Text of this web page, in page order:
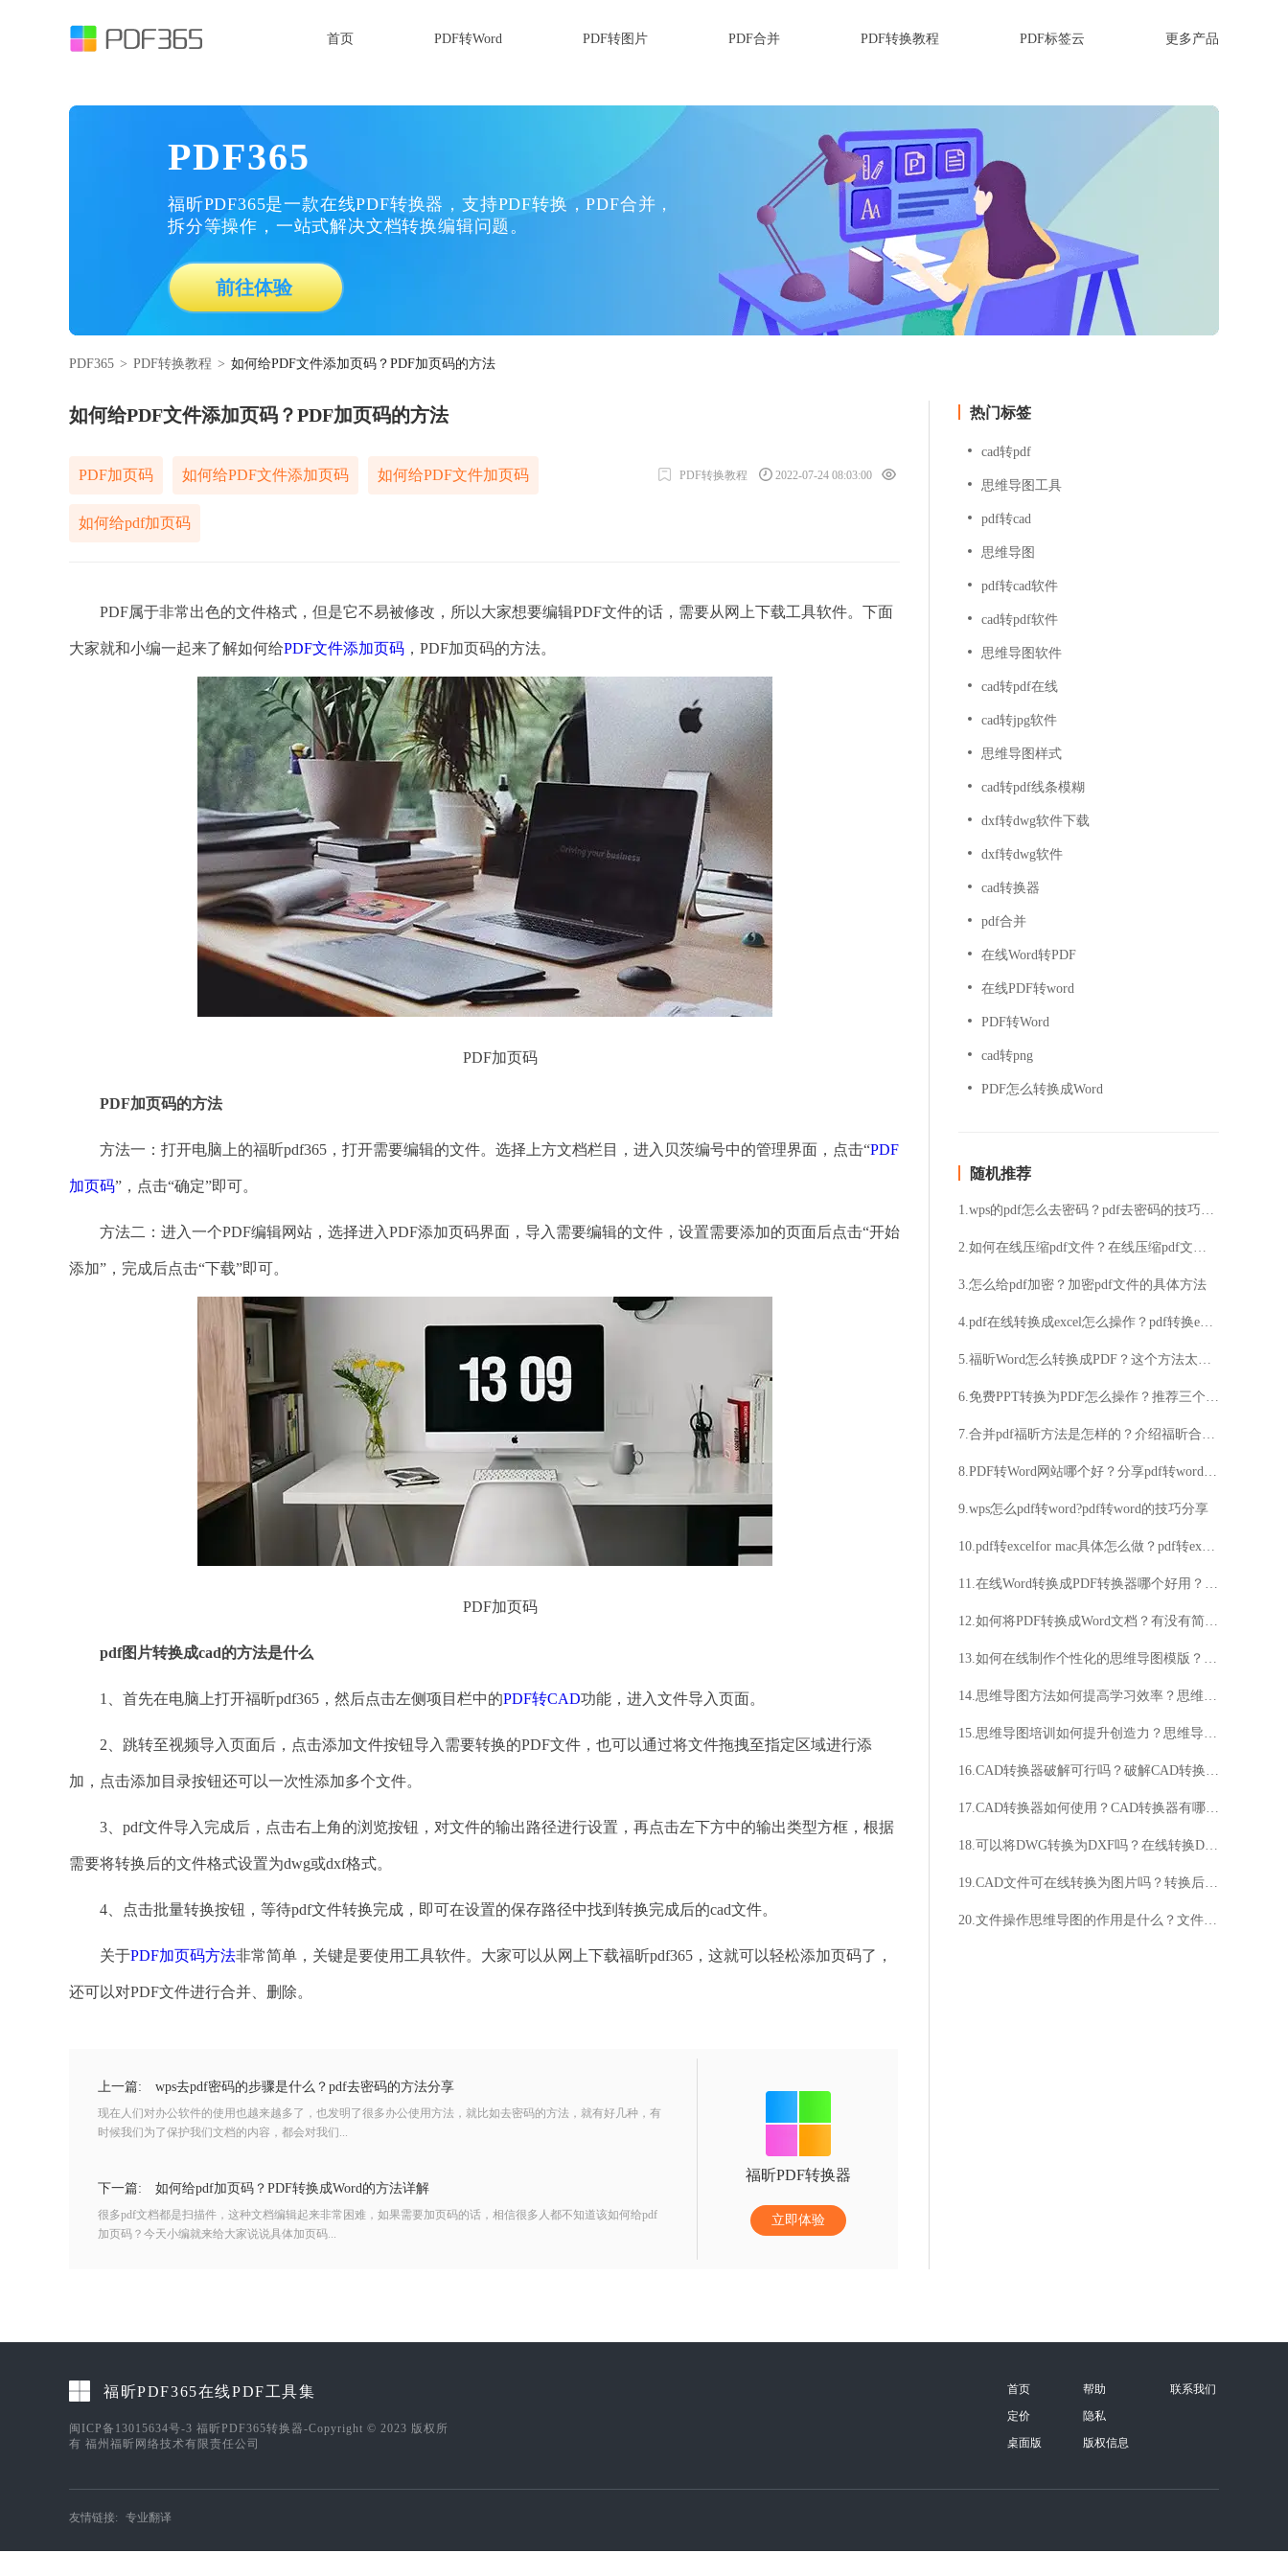
首页 PDF转Word PDF转图片 PDF合并 PDF转换教程 PDF标签云 更多产品
PDF365
福昕PDF365是一款在线PDF转换器，支持PDF转换，PDF合并，
拆分等操作，一站式解决文档转换编辑问题。
前往体验
PDF365 > PDF转换教程 > 如何给PDF文件添加页码？PDF加页码的方法
如何给PDF文件添加页码？PDF加页码的方法
PDF加页码 如何给PDF文件添加页码 如何给PDF文件加页码
如何给pdf加页码
PDF转换教程 2022-07-24 08:03:00
PDF属于非常出色的文件格式，但是它不易被修改，所以大家想要编辑PDF文件的话，需要从网上下载工具软件。下面
大家就和小编一起来了解如何给PDF文件添加页码 ，PDF加页码的方法。
PDF加页码
PDF加页码的方法
方法一：打开电脑上的福昕pdf365，打开需要编辑的文件。选择上方文档栏目，进入贝茨编号中的管理界面，点击“PDF
加页码”，点击“确定”即可。
方法二：进入一个PDF编辑网站，选择进入PDF添加页码界面，导入需要编辑的文件，设置需要添加的页面后点击“开始
添加”，完成后点击“下载”即可。
PDF加页码
pdf图片转换成cad的方法是什么
1、首先在电脑上打开福昕pdf365，然后点击左侧项目栏中的PDF转CAD功能，进入文件导入页面。
2、跳转至视频导入页面后，点击添加文件按钮导入需要转换的PDF文件，也可以通过将文件拖拽至指定区域进行添
加，点击添加目录按钮还可以一次性添加多个文件。
3、pdf文件导入完成后，点击右上角的浏览按钮，对文件的输出路径进行设置，再点击左下方中的输出类型方框，根据
需要将转换后的文件格式设置为dwg或dxf格式。
4、点击批量转换按钮，等待pdf文件转换完成，即可在设置的保存路径中找到转换完成后的cad文件。
关于PDF加页码方法非常简单，关键是要使用工具软件。大家可以从网上下载福昕pdf365，这就可以轻松添加页码了，
还可以对PDF文件进行合并、删除。
上一篇: wps去pdf密码的步骤是什么？pdf去密码的方法分享
现在人们对办公软件的使用也越来越多了，也发明了很多办公使用方法，就比如去密码的方法，就有好几种，有
时候我们为了保护我们文档的内容，都会对我们...
下一篇: 如何给pdf加页码？PDF转换成Word的方法详解
很多pdf文档都是扫描件，这种文档编辑起来非常困难，如果需要加页码的话，相信很多人都不知道该如何给pdf
加页码？今天小编就来给大家说说具体加页码...
福昕PDF转换器
立即体验
热门标签
cad转pdf
思维导图工具
pdf转cad
思维导图
pdf转cad软件
cad转pdf软件
思维导图软件
cad转pdf在线
cad转jpg软件
思维导图样式
cad转pdf线条模糊
dxf转dwg软件下载
dxf转dwg软件
cad转换器
pdf合并
在线Word转PDF
在线PDF转word
PDF转Word
cad转png
PDF怎么转换成Word
随机推荐
1.wps的pdf怎么去密码？pdf去密码的技巧推荐
2.如何在线压缩pdf文件？在线压缩pdf文件的方法
3.怎么给pdf加密？加密pdf文件的具体方法
4.pdf在线转换成excel怎么操作？pdf转换excel技巧分享
5.福昕Word怎么转换成PDF？这个方法太简单了
6.免费PPT转换为PDF怎么操作？推荐三个常用的小技巧
7.合并pdf福昕方法是怎样的？介绍福昕合并的操作技巧
8.PDF转Word网站哪个好？分享pdf转word操作方法
9.wps怎么pdf转word?pdf转word的技巧分享
10.pdf转excelfor mac具体怎么做？pdf转excel在线转换办法介绍
11.在线Word转换成PDF转换器哪个好用？在线Word转换成PDF转换器用法详解
12.如何将PDF转换成Word文档？有没有简单的方法将PDF转换成Word文档？
13.如何在线制作个性化的思维导图模版？你知道哪些海量思维导图模版网站？
14.思维导图方法如何提高学习效率？思维导图方法适用于哪些领域？
15.思维导图培训如何提升创造力？思维导图培训适合哪些人群？
16.CAD转换器破解可行吗？破解CAD转换器的方法是什么？
17.CAD转换器如何使用？CAD转换器有哪些功能？
18.可以将DWG转换为DXF吗？在线转换DWG到DXF吗？
19.CAD文件可在线转换为图片吗？转换后的图片能在线查看吗？
20.文件操作思维导图的作用是什么？文件操作思维导图如何使用？
福昕PDF365在线PDF工具集
闽ICP备13015634号-3 福昕PDF365转换器-Copyright © 2023 版权所
有 福州福昕网络技术有限责任公司
首页
定价
桌面版
帮助
隐私
版权信息
联系我们
友情链接: 专业翻译